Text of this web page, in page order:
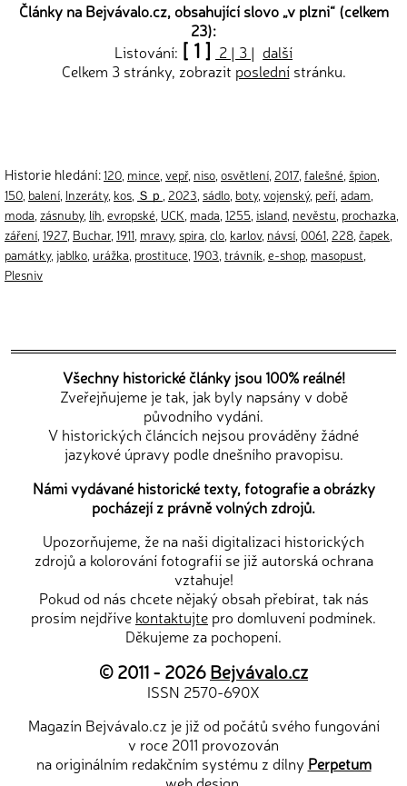
Články na Bejvávalo.cz, obsahující slovo „v plzni“ (celkem
23):
Listování: [ 1 ] 2 | 3 | další
Celkem 3 stránky, zobrazit poslednístránku.
Historie hledání:120 mince vepř, niso osvětlení 2017 falešné špion
150 balení Inzeráty, kos Ｓｐ 2023 sádlo boty, vojenský, peří adam
moda zásnuby, líh evropské UCK mada 1255 island nevěstu prochazka
záření 1927 Buchar, 1911 mravy, spira clo karlov, návsí 0061 228 čapek
památky, jablko urážka prostituce 1903 trávník e-shop masopust
Plesniv
Všechny historické články jsou 100% reálné!
Zveřejňujeme je tak, jak byly napsány v době
původního vydání.
V historických článcích nejsou prováděny žádné
jazykové úpravy podle dnešního pravopisu.
Námi vydávané historické texty, fotografie a obrázky
pocházejí z právně volných zdrojů.
Upozorňujeme, že na naši digitalizaci historických
zdrojů a kolorování fotografií se již autorská ochrana
vztahuje!
Pokud od nás chcete nějaký obsah přebírat, tak nás
prosím nejdříve kontaktujte pro domluvení podmínek.
Děkujeme za pochopení.
© 2011 - 2026Bejvávalo.cz
ISSN 2570-690X
Magazín Bejvávalo.cz je již od počátů svého fungování
v roce 2011 provozován
na originálním redakčním systému z dílny Perpetum